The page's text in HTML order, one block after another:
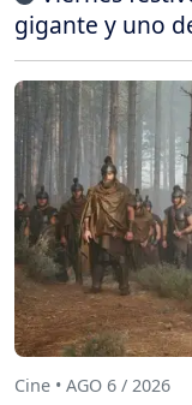
gigante y uno
Cine • AGO 6 / 2026